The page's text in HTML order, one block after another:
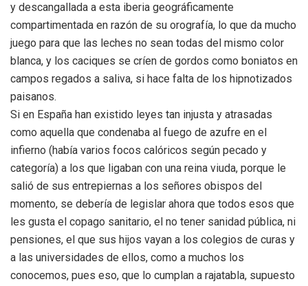
y descangallada a esta iberia geográficamente
compartimentada en razón de su orografía, lo que da mucho
juego para que las leches no sean todas del mismo color
blanca, y los caciques se críen de gordos como boniatos en
campos regados a saliva, si hace falta de los hipnotizados
paisanos.
Si en España han existido leyes tan injusta y atrasadas
como aquella que condenaba al fuego de azufre en el
infierno (había varios focos calóricos según pecado y
categoría) a los que ligaban con una reina viuda, porque le
salió de sus entrepiernas a los señores obispos del
momento, se debería de legislar ahora que todos esos que
les gusta el copago sanitario, el no tener sanidad pública, ni
pensiones, el que sus hijos vayan a los colegios de curas y
a las universidades de ellos, como a muchos los
conocemos, pues eso, que lo cumplan a rajatabla, supuesto